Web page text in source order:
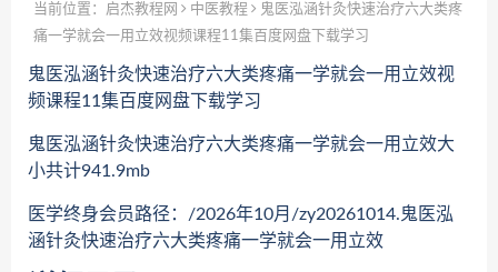
当前位置： 启杰教程网 中医教程
鬼医泓涵针灸快速治疗六大类疼
痛一学就会一用立效视频课程11集百度网盘下载学习
鬼医泓涵针灸快速治疗六大类疼痛一学就会一用立效视
频课程11集百度网盘下载学习
鬼医泓涵针灸快速治疗六大类疼痛一学就会一用立效大
小共计941.9mb
医学终身会员路径：/2026年10月/zy20261014.鬼医泓
涵针灸快速治疗六大类疼痛一学就会一用立效